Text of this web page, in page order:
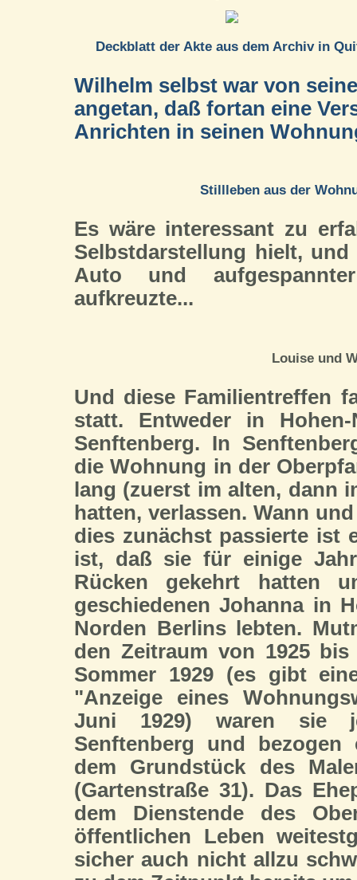
Deckblatt der Akte aus dem Archiv in
Wilhelm selbst war von
angetan, daß fortan eine
Anrichten in seinen
Stillleben aus der
Es wäre interessant zu
Selbstdarstellung hielt,
Auto und
aufkreuzte...
Louise und
Und diese Familientreffen
statt. Entweder in
Senftenberg. In
die Wohnung in der
lang (zuerst im alten, dann
hatten, verlassen. Wann
dies zunächst passierte ist
ist, daß sie für einige
Rücken gekehrt hatten
geschiedenen Johanna in
Norden Berlins lebten.
den Zeitraum von 1925 bis
Sommer 1929 (es gibt
"Anzeige eines
Juni 1929) waren sie
Senftenberg und
dem Grundstück des
(Gartenstraße 31). Das
dem Dienstende des
öffentlichen Leben
sicher auch nicht allzu